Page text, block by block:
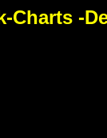
Charts -